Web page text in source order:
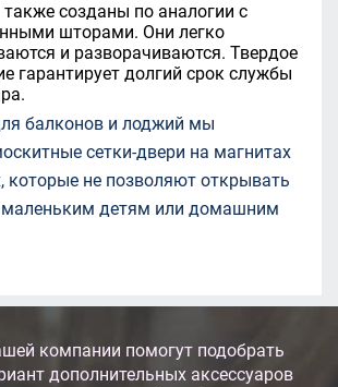
также созданы по аналогии с
шторами. Они легко
и разворачиваются. Твердое
гарантирует долгий срок службы
балконов и лоджий мы
сетки-двери на магнитах
которые не позволяют открывать
маленьким детям или домашним
компании помогут подобрать
дополнительных аксессуаров